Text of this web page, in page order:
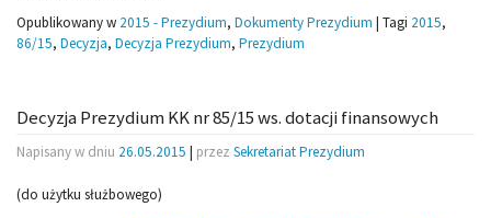
Opublikowany w 2015 - Prezydium, Dokumenty Prezydium Tagi 2015,
86/15, Decyzja, Decyzja Prezydium, Prezydium
Decyzja Prezydium KK nr 85/15 ws. dotacji finansowych
Napisany w dniu 26.05.2015 przez Sekretariat Prezydium
(do użytku służbowego)